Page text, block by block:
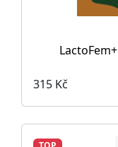
315 Kč